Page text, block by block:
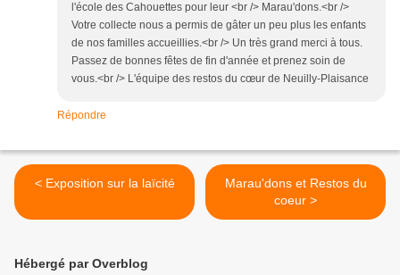
l'école des Cahouettes pour leur <br /> Marau'dons.<br />
Votre collecte nous a permis de gâter un peu plus les enfants
de nos familles accueillies.<br /> Un très grand merci à tous.
Passez de bonnes fêtes de fin d'année et prenez soin de
vous.<br /> L'équipe des restos du cœur de Neuilly-Plaisance
Répondre
< Exposition sur la laïcité
Marau'dons et Restos du
coeur >
Hébergé par Overblog